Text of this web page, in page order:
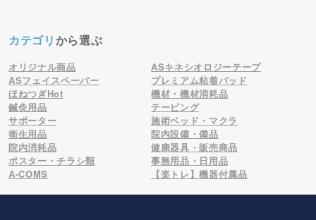
カテゴリから選ぶ
オリジナル商品
ASキネシオロジーテープ
ASフェイスペーパー
プレミアム粘着パッド
ほねつぎHot
機材・機材消耗品
鍼灸用品
テーピング
サポーター
施術ベッド・マクラ
衛生用品
院内設備・備品
院内消耗品
健康器具・販売商品
ポスター・チラシ類
事務用品・日用品
A-COMS
【楽トレ】機器付属品